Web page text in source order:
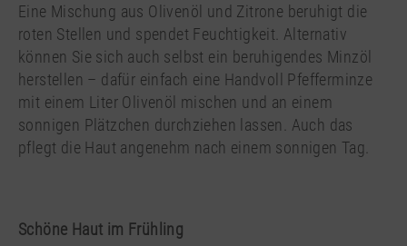
Eine Mischung aus Olivenöl und Zitrone beruhigt die
roten Stellen und spendet Feuchtigkeit. Alternativ
können Sie sich auch selbst ein beruhigendes Minzöl
herstellen – dafür einfach eine Handvoll Pfefferminze
mit einem Liter Olivenöl mischen und an einem
sonnigen Plätzchen durchziehen lassen. Auch das
pflegt die Haut angenehm nach einem sonnigen Tag.
Schöne Haut im Frühling